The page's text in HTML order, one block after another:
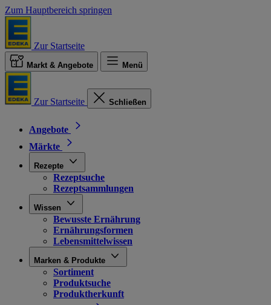
Zum Hauptbereich springen
Zur Startseite
Markt & Angebote Menü
Zur Startseite Schließen
Angebote
Märkte
Rezepte
Rezeptsuche
Rezeptsammlungen
Wissen
Bewusste Ernährung
Ernährungsformen
Lebensmittelwissen
Marken & Produkte
Sortiment
Produktsuche
Produktherkunft